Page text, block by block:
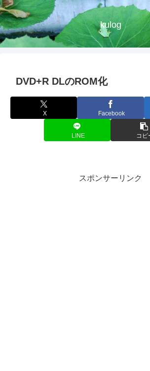
kulog
DVD+R DLのROM化
X Facebook
LINE コピ
スポンサーリンク